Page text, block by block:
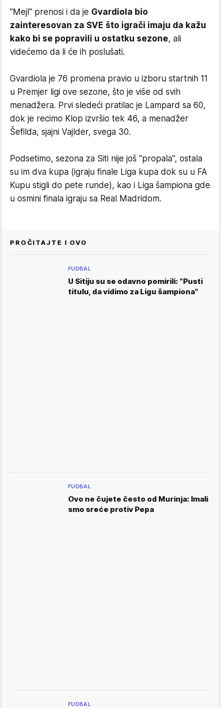
"Mejl" prenosi i da je Gvardiola bio
zainteresovan za SVE što igrači imaju da kažu
kako bi se popravili u ostatku sezone, ali
videćemo da li će ih poslušati.
Gvardiola je 76 promena pravio u izboru startnih 11
u Premjer ligi ove sezone, što je više od svih
menadžera. Prvi sledeći pratilac je Lampard sa 60,
dok je recimo Klop izvršio tek 46, a menadžer
Šefilda, sjajni Vajlder, svega 30.
Podsetimo, sezona za Siti nije još "propala", ostala
su im dva kupa (igraju finale Liga kupa dok su u FA
Kupu stigli do pete runde), kao i Liga šampiona gde
u osmini finala igraju sa Real Madridom.
PROČITAJTE I OVO
FUDBAL
U Sitiju su se odavno pomirili: "Pusti
titulu, da vidimo za Ligu šampiona"
FUDBAL
Ovo ne čujete često od Murinja: Imali
smo sreće protiv Pepa
FUDBAL